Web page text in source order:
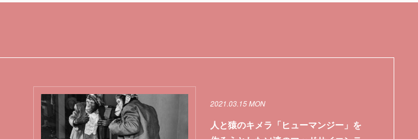
2021.03.15 MON
人と猿のキメラ「ヒューマンジー」を